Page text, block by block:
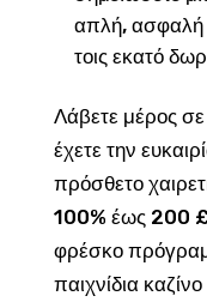
απλή, ασφαλή
τοις εκατό
Λάβετε μέρος σε
έχετε την
πρόσθετο
100% έως 200 £
φρέσκο
παιχνίδια